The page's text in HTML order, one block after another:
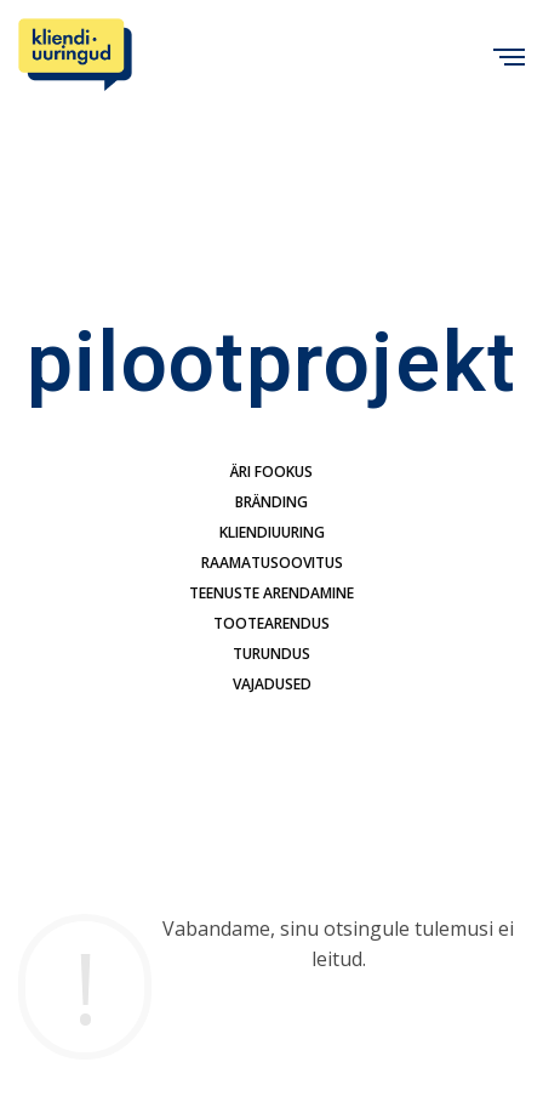
pilootprojekt
ÄRI FOOKUS
BRÄNDING
KLIENDIUURING
RAAMATUSOOVITUS
TEENUSTE ARENDAMINE
TOOTEARENDUS
TURUNDUS
VAJADUSED
Vabandame, sinu otsingule tulemusi ei
leitud.